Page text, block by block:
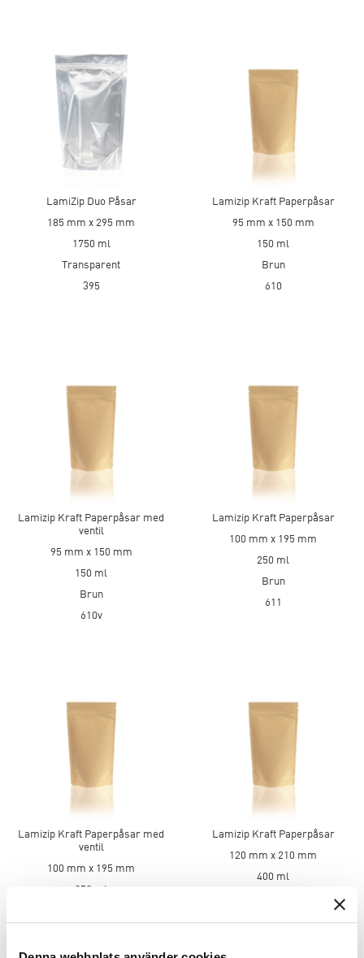
LamiZip Duo Påsar
185 mm x 295 mm
1750 ml
Transparent
395
Lamizip Kraft Paperpåsar
95 mm x 150 mm
150 ml
Brun
610
Lamizip Kraft Paperpåsar med
ventil
95 mm x 150 mm
150 ml
Brun
610v
Lamizip Kraft Paperpåsar
100 mm x 195 mm
250 ml
Brun
611
Lamizip Kraft Paperpåsar med
ventil
100 mm x 195 mm
250 ml
Lamizip Kraft Paperpåsar
120 mm x 210 mm
400 ml